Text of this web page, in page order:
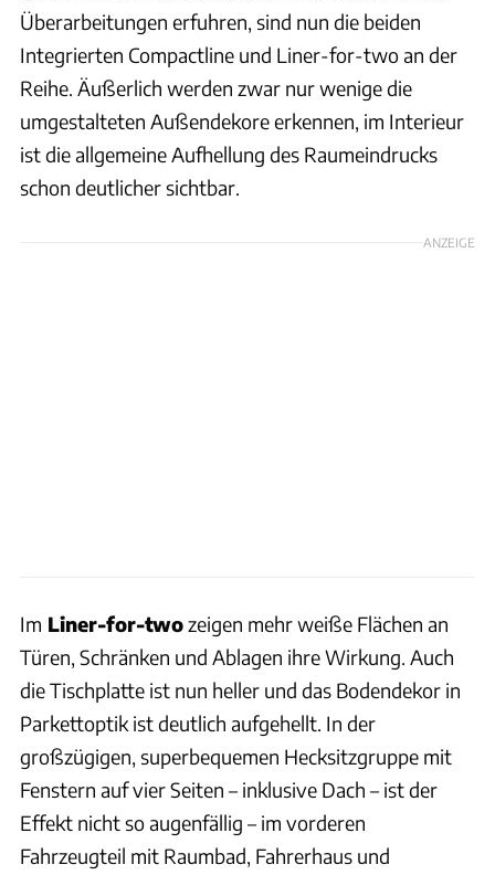
Überarbeitungen erfuhren, sind nun die beiden
Integrierten Compactline und Liner-for-two an der
Reihe. Äußerlich werden zwar nur wenige die
umgestalteten Außendekore erkennen, im Interieur
ist die allgemeine Aufhellung des Raumeindrucks
schon deutlicher sichtbar.
ANZEIGE
Im Liner-for-twozeigen mehr weiße Flächen an
Türen, Schränken und Ablagen ihre Wirkung. Auch
die Tischplatte ist nun heller und das Bodendekor in
Parkettoptik ist deutlich aufgehellt. In der
großzügigen, superbequemen Hecksitzgruppe mit
Fenstern auf vier Seiten – inklusive Dach – ist der
Effekt nicht so augenfällig – im vorderen
Fahrzeugteil mit Raumbad, Fahrerhaus und